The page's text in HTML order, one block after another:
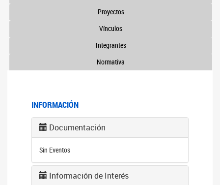
Proyectos
Vínculos
Integrantes
Normativa
INFORMACIÓN
Documentación
Sin Eventos
Información de Interés